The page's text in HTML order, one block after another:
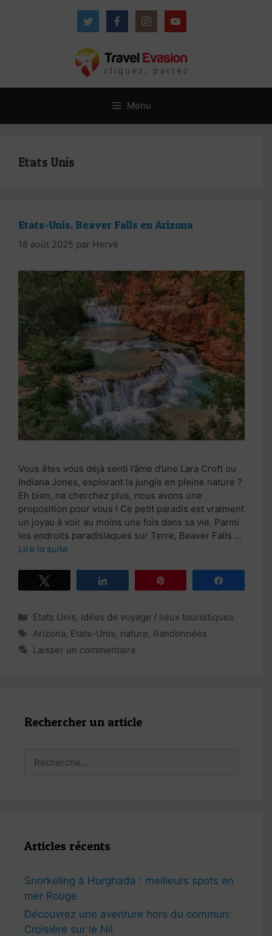
Menu
Etats Unis
Etats-Unis, Beaver Falls en Arizona
18 août 2025 par Hervé
Vous êtes vous déjà senti l’âme d’une Lara Croft ou
Indiana Jones, explorant la jungle en pleine nature ?
Eh bien, ne cherchez plus, nous avons une
proposition pour vous ! Ce petit paradis est vraiment
un joyau à voir au moins une fois dans sa vie. Parmi
les endroits paradisiaques sur Terre, Beaver Falls …
Lire la suite
Catégories
Etats Unis, Idées de voyage / lieux touristiques
Étiquettes
Arizona, Etats-Unis, nature, Randonnées
Laisser un commentaire
Rechercher un article
Articles récents
Snorkeling à Hurghada : meilleurs spots en
mer Rouge
Découvrez une aventure hors du commun:
Croisière sur le Nil